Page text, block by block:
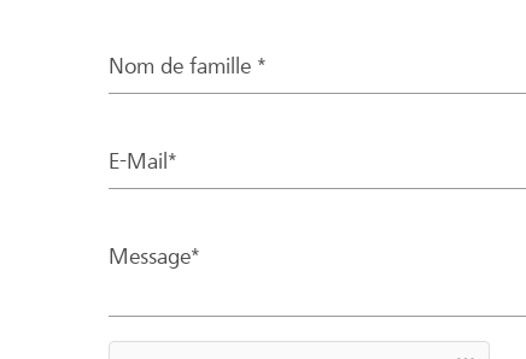
Nom de famille *
E-Mail*
Message*